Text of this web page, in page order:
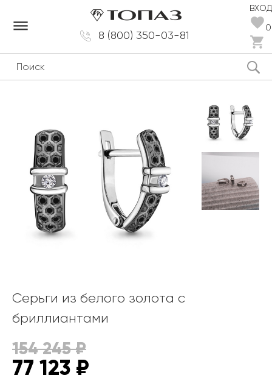
8 (800) 350-03-81
ВХОД
0
dehaze
Серьги из белого золота с
бриллиантами
154 245₽
77 123 ₽